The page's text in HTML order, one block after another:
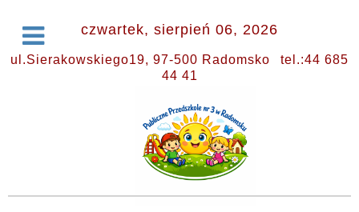
czwartek, sierpień 06, 2026
ul.Sierakowskiego19, 97-500 Radomsko
tel.:44 685
44 41